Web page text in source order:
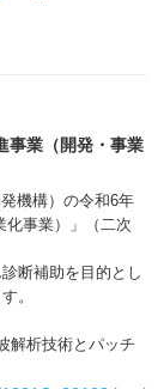
事業（開発・事業
機構）の令和6年
化事業）」（二次
断補助を目的とし
。
解析技術とパッチ